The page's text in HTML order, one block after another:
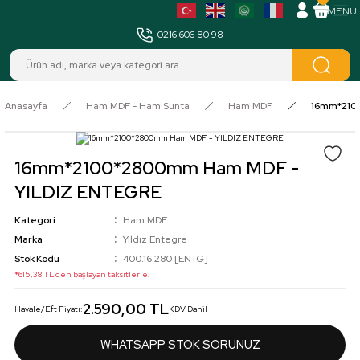
0216 606 80 98
Anasayfa Ham MDF - Ham Sunta Ham MDF
16mm*2100*2800mm Ham MDF -
YILDIZ ENTEGRE
Kategori
Ham MDF
Marka
Yıldız Entegre
Stok Kodu
400.16.280 [ENTG]
*615,38 TL den başlayan taksitlerle!
Havale/Eft Fiyatı:2.590,00 TLKDV Dahil
WHATSAPP STOK SORUNUZ